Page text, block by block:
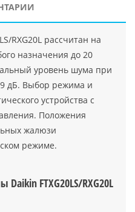
RXG20L рассчитан на
назначения до 20
уровень шума при
дБ. Выбор режима и
устройства с
Положения
жалюзи
режиме.
FTXG20LS/RXG20L